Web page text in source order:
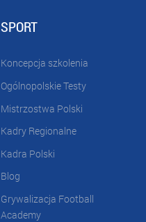
SPORT
Koncepcja szkolenia
Ogólnopolskie Testy
Mistrzostwa Polski
Kadry Regionalne
Kadra Polski
Blog
Grywalizacja Football
Academy